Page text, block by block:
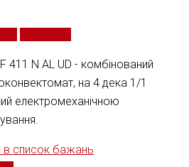
411 N AL UD - комбінований
на 4 дека 1/1
електромеханічною
в список бажань